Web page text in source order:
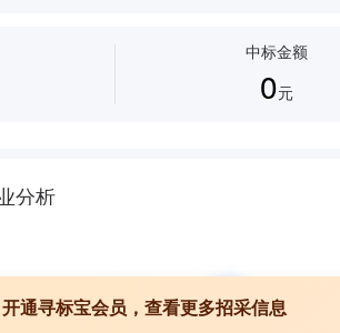
中标金额
0元
分析
开通寻标宝会员，查看更多招采信息